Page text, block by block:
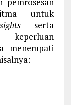
untuk
serta
keperluan
menempati